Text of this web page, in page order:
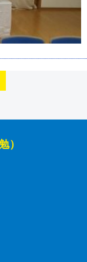
）